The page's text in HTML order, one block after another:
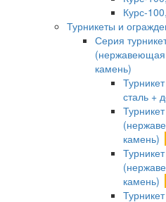
Курс-
Турникеты и
Серия
(нержавеющая
камень)
сталь +
камень)
камень)